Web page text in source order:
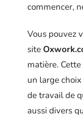
commencer,
Vous pouvez
site
matière.
un large
de travail de
aussi divers